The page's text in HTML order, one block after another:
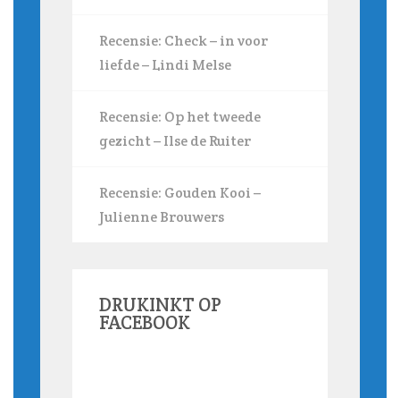
Recensie: Check – in voor
liefde – Lindi Melse
Recensie: Op het tweede
gezicht – Ilse de Ruiter
Recensie: Gouden Kooi –
Julienne Brouwers
DRUKINKT OP
FACEBOOK